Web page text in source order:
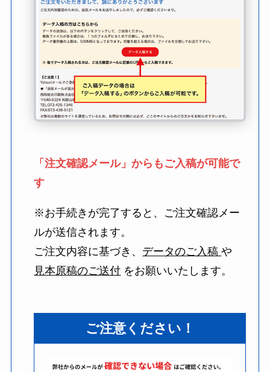
「注文確認メール」からもご入稿が可能で
す
※お手続きが完了すると、ご注文確認メー
ルが送信されます。
ご注文内容に基づき、 データのご入稿や
見本原稿のご送付 をお願いいたします。
ご注意ください！